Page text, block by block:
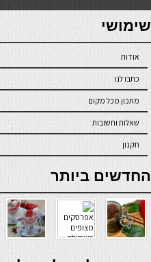
seriöse online casinos österreich
שימושי
אודות
כתבו לנו
מתכון מכל מקום
שאלות ותשובות
תקנון
online casino
החדשים ביותר
verde casino